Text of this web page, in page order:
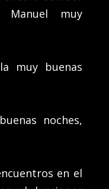
Manuel muy
muy buenas
noches,
en el